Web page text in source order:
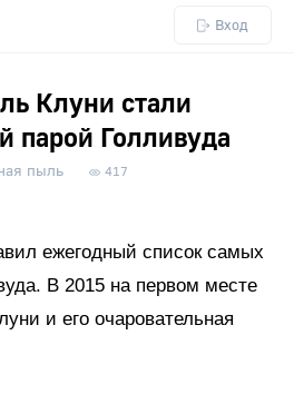
Вход
Клуни стали
парой Голливуда
пыль 417
ежегодный список самых
В 2015 на первом месте
и его очаровательная